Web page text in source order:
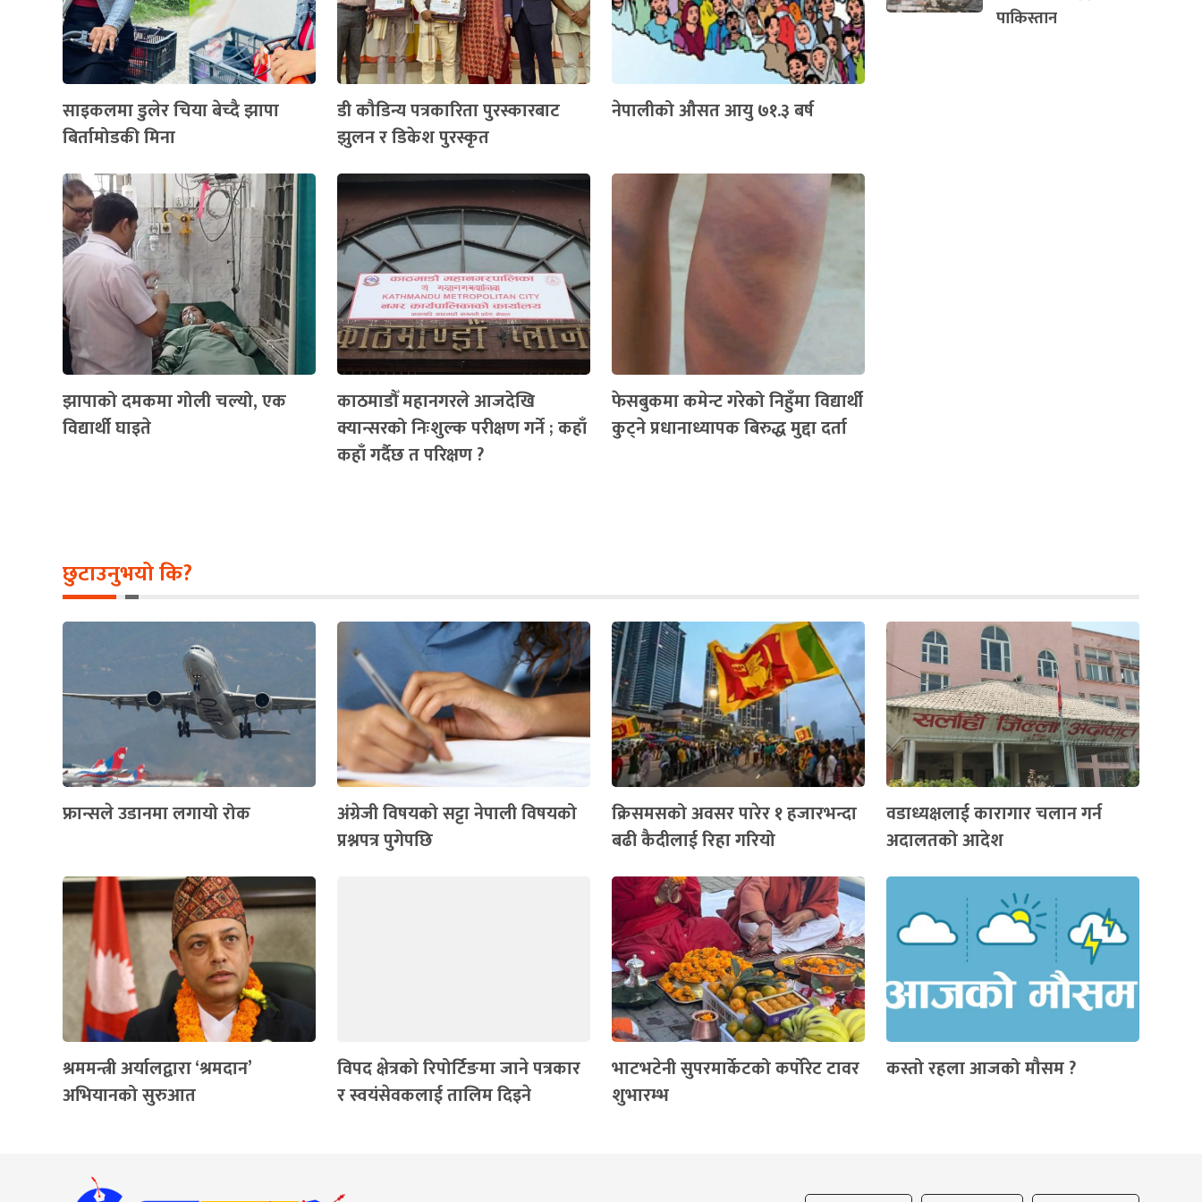
साइकलमा डुलेर चिया बेच्दै झापा
बिर्तामोडकी मिना
डी कौडिन्य पत्रकारिता पुरस्कारबाट
झुलन र डिकेश पुरस्कृत
नेपालीको औसत आयु ७१.३ बर्ष
झापाको दमकमा गोली चल्यो, एक
विद्यार्थी घाइते
काठमाडौँ महानगरले आजदेखि
क्यान्सरको निःशुल्क परीक्षण गर्ने ; कहाँ
कहाँ गर्दैछ त परिक्षण ?
फेसबुकमा कमेन्ट गरेको निहुँमा विद्यार्थी
कुट्ने प्रधानाध्यापक बिरुद्ध मुद्दा दर्ता
पाकिस्तान
छुटाउनुभयो कि?
फ्रान्सले उडानमा लगायो रोक
अंग्रेजी विषयको सट्टा नेपाली विषयको
प्रश्नपत्र पुगेपछि
क्रिसमसको अवसर पारेर १ हजारभन्दा
बढी कैदीलाई रिहा गरियो
वडाध्यक्षलाई कारागार चलान गर्न
अदालतको आदेश
श्रममन्त्री अर्यालद्वारा ‘श्रमदान’
अभियानको सुरुआत
विपद क्षेत्रको रिपोर्टिङमा जाने पत्रकार
र स्वयंसेवकलाई तालिम दिइने
भाटभटेनी सुपरमार्केटको कर्पोरेट टावर
शुभारम्भ
कस्तो रहला आजको मौसम ?